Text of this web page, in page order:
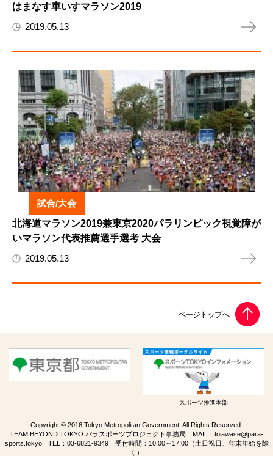
はまなす車いすマラソン2019
2019.05.13
試合/大会
北海道マラソン2019兼東京2020パラリンピック視覚障が
いマラソン代表推薦選手選考 大会
2019.05.13
スポーツ推進本部
Copyright © 2016 Tokyo Metropolitan Government. All Rights Reserved.
TEAM BEYOND TOKYO パラスポーツプロジェクト事務局 MAIL： toiawase@para-
sports.tokyoTEL： 03-6821-9349受付時間：10:00～17:00（土日祝日、年末年始を除
く）